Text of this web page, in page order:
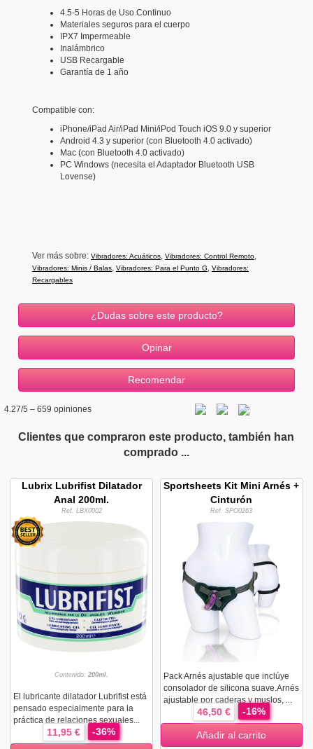
4.5-5 Horas de Uso Continuo
Materiales seguros para el cuerpo
IPX7 Impermeable
Inalámbrico
USB Recargable
Garantía de 1 año
Compatible con:
iPhone/iPad Air/iPad Mini/iPod Touch iOS 9.0 y superior
Android 4.3 y superior (con Bluetooth 4.0 activado)
Mac (con Bluetooth 4.0 activado)
PC Windows (necesita el Adaptador Bluetooth USB
Lovense)
Ver más sobre: Vibradores: Acuáticos, Vibradores: Control Remoto,
Vibradores: Minis / Balas, Vibradores: Para el Punto G, Vibradores:
Recargables
¿Dudas sobre este producto?
4.27/5 – 659 opiniones
Clientes que compraron este producto, también han
comprado ...
Lubrix Lubrifist Dilatador
Anal 200ml.
Ref. LBX0002
Contenido:200ml.
El lubricante dilatador Lubrifist está
pensado especialmente para la
práctica de relaciones sexuales...
11,95 € -36%
Sportsheets Kit Mini Arnés +
Cinturón
Ref. SPO0263
Pack Arnés ajustable que inclúye
consolador de silicona suave.Arnés
ajustable por caderas y muslos, ...
46,50 € -16%
Añadir al carrito